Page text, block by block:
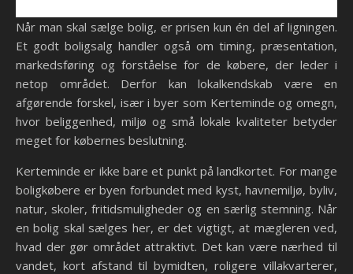
Når man skal sælge bolig, er prisen kun én del af ligningen.
Et godt boligsalg handler også om timing, præsentation,
markedsføring og forståelse for de købere, der leder i
netop området. Derfor kan lokalkendskab være en
afgørende forskel, især i byer som Kerteminde og omegn,
hvor beliggenhed, miljø og små lokale kvaliteter betyder
meget for købernes beslutning.
Kerteminde er ikke bare et punkt på landkortet. For mange
boligkøbere er byen forbundet med kyst, havnemiljø, byliv,
natur, skoler, fritidsmuligheder og en særlig stemning. Når
en bolig skal sælges her, er det vigtigt, at mægleren ved,
hvad der gør området attraktivt. Det kan være nærhed til
vandet, kort afstand til bymidten, roligere villakvarterer,